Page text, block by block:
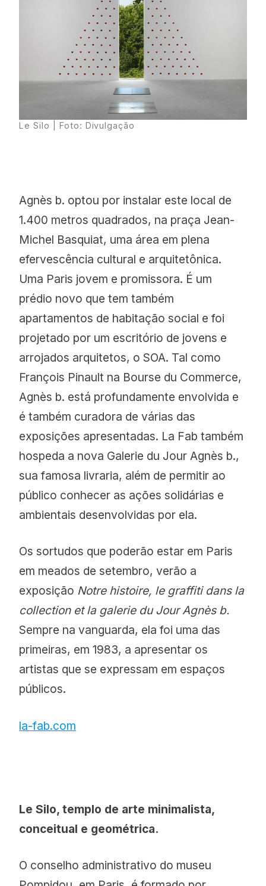
Le Silo | Foto: Divulgação
Agnès b. optou por instalar este local de
1.400 metros quadrados, na praça Jean-
Michel Basquiat, uma área em plena
efervescência cultural e arquitetônica.
Uma Paris jovem e promissora. É um
prédio novo que tem também
apartamentos de habitação social e foi
projetado por um escritório de jovens e
arrojados arquitetos, o SOA. Tal como
François Pinault na Bourse du Commerce,
Agnès b. está profundamente envolvida e
é também curadora de várias das
exposições apresentadas. La Fab também
hospeda a nova Galerie du Jour Agnès b.,
sua famosa livraria, além de permitir ao
público conhecer as ações solidárias e
ambientais desenvolvidas por ela.
Os sortudos que poderão estar em Paris
em meados de setembro, verão a
exposição Notre histoire, le graffiti dans la
collection et la galerie du Jour Agnès b.
Sempre na vanguarda, ela foi uma das
primeiras, em 1983, a apresentar os
artistas que se expressam em espaços
públicos.
la-fab.com
Le Silo, templo de arte minimalista,
conceitual e geométrica.
O conselho administrativo do museu